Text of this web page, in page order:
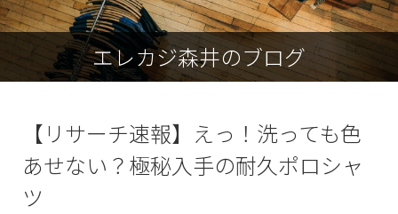
エレカジ森井のブログ
【リサーチ速報】えっ！洗っても色
あせない？極秘入手の耐久ポロシャ
ツ